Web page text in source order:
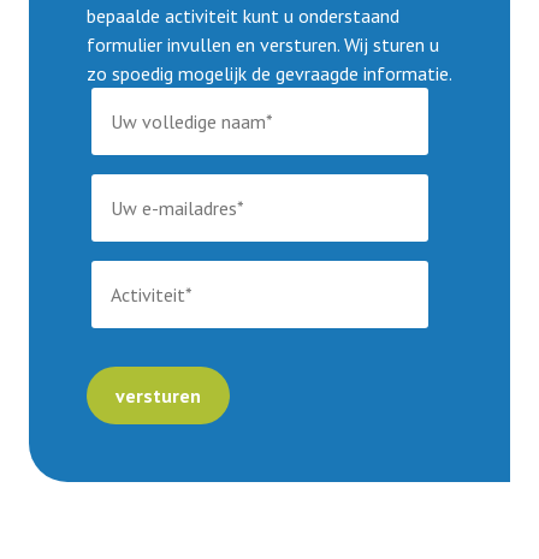
Ledenservice
Organisatie
Contact
Lid worden
bepaalde activiteit kunt u onderstaand
formulier invullen en versturen. Wij sturen u
zo spoedig mogelijk de gevraagde informatie.
versturen